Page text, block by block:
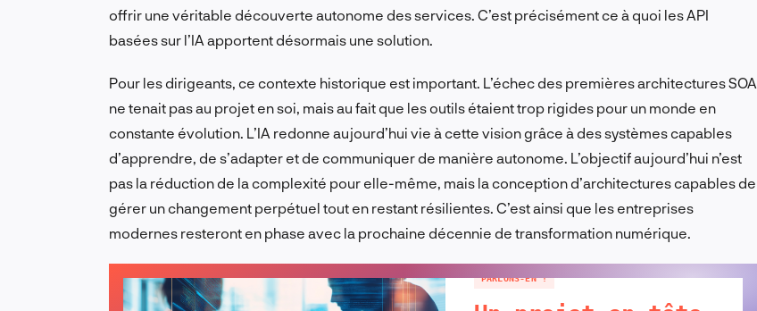
offrir une véritable découverte autonome des services. C’est précisément ce à quoi les API
basées sur l’IA apportent désormais une solution.
Pour les dirigeants, ce contexte historique est important. L’échec des premières architectures SOA
ne tenait pas au projet en soi, mais au fait que les outils étaient trop rigides pour un monde en
constante évolution. L’IA redonne aujourd’hui vie à cette vision grâce à des systèmes capables
d’apprendre, de s’adapter et de communiquer de manière autonome. L’objectif aujourd’hui n’est
pas la réduction de la complexité pour elle-même, mais la conception d’architectures capables de
gérer un changement perpétuel tout en restant résilientes. C’est ainsi que les entreprises
modernes resteront en phase avec la prochaine décennie de transformation numérique.
PARLONS-EN !